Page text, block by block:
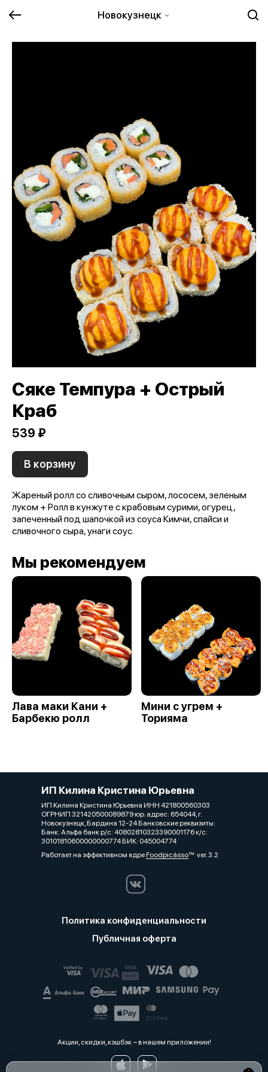
Новокузнецк
Сяке Темпура + Острый
Краб
539 ₽
В корзину
Жареный ролл со сливочным сыром, лососем, зеленым
луком + Ролл в кунжуте с крабовым сурими, огурец,
запеченный под шапочкой из соуса Кимчи, спайси и
сливочного сыра, унаги соус.
Мы рекомендуем
Лава маки Кани +
Барбекю ролл
Мини с угрем +
Торияма
ИП Килина Кристина Юрьевна
ИП Килина Кристина Юрьевна ИНН 421800560303
ОГРНИП 321420500089879 юр. адрес: 654044, г.
Новокузнецк, Бардина 12-24 Банковские реквизиты:
Банк: Альфа банк р/с: 40802810323390001176 к/с:
30101810600000000774 БИК: 045004774
Работает на эффективном ядреFoodpicássover. 3.2
Политика конфиденциальности
Публичная оферта
Акции, скидки, кэшбэк − в нашем приложении!